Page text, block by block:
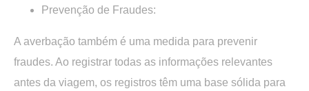
Prevenção de Fraudes:
A averbação também é uma medida para prevenir
fraudes. Ao registrar todas as informações relevantes
antes da viagem, os registros têm uma base sólida para